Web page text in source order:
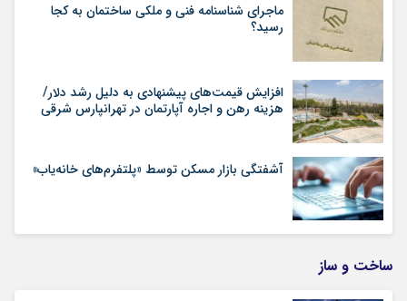
ماجرای شناسنامه‌ فنی و ملکی ساختمان به کجا
رسید؟
افزایش قیمت‌های پیشنهادی به دلیل رشد دلار/
هزینه رهن و اجاره آپارتمان در تهرانپارس شرقی
آشفتگی بازار مسکن توسط «پلتفرم‌های خانه‌یاب»
ساخت و ساز